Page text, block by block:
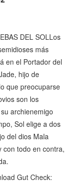
DEL SOLLos
más
en el Portador del
hijo de
que preocuparse
son los
archienemigo
Sol elige a dos
del dios Mala
con todo en contra,
Gut Check: